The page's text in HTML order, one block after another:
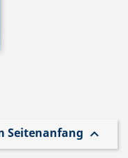
Seitenanfang 